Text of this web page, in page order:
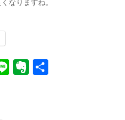
なりますね。
LineEvernote